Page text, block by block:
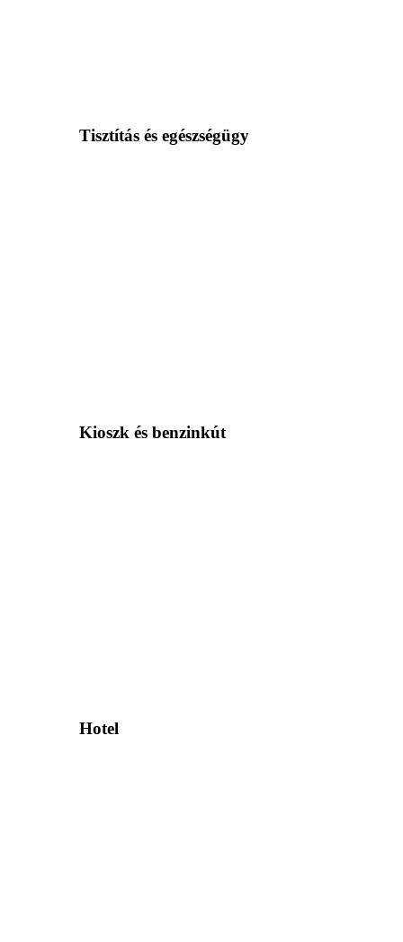
Tisztítás és egészségügy
Kioszk és benzinkút
Hotel